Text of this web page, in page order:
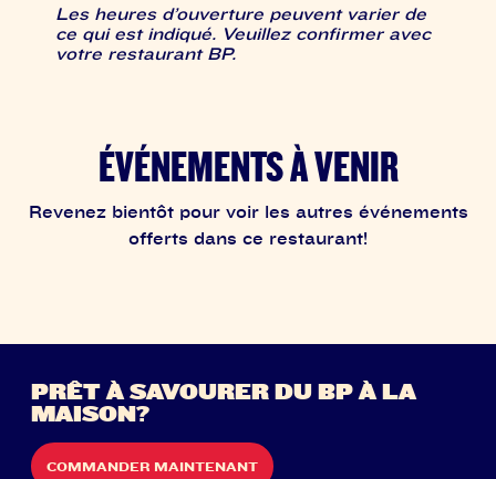
Les heures d’ouverture peuvent varier de
ce qui est indiqué. Veuillez confirmer avec
votre restaurant BP.
ÉVÉNEMENTS À VENIR
Revenez bientôt pour voir les autres événements
offerts dans ce restaurant!
PRÊT À SAVOURER DU BP À LA
MAISON?
COMMANDER MAINTENANT